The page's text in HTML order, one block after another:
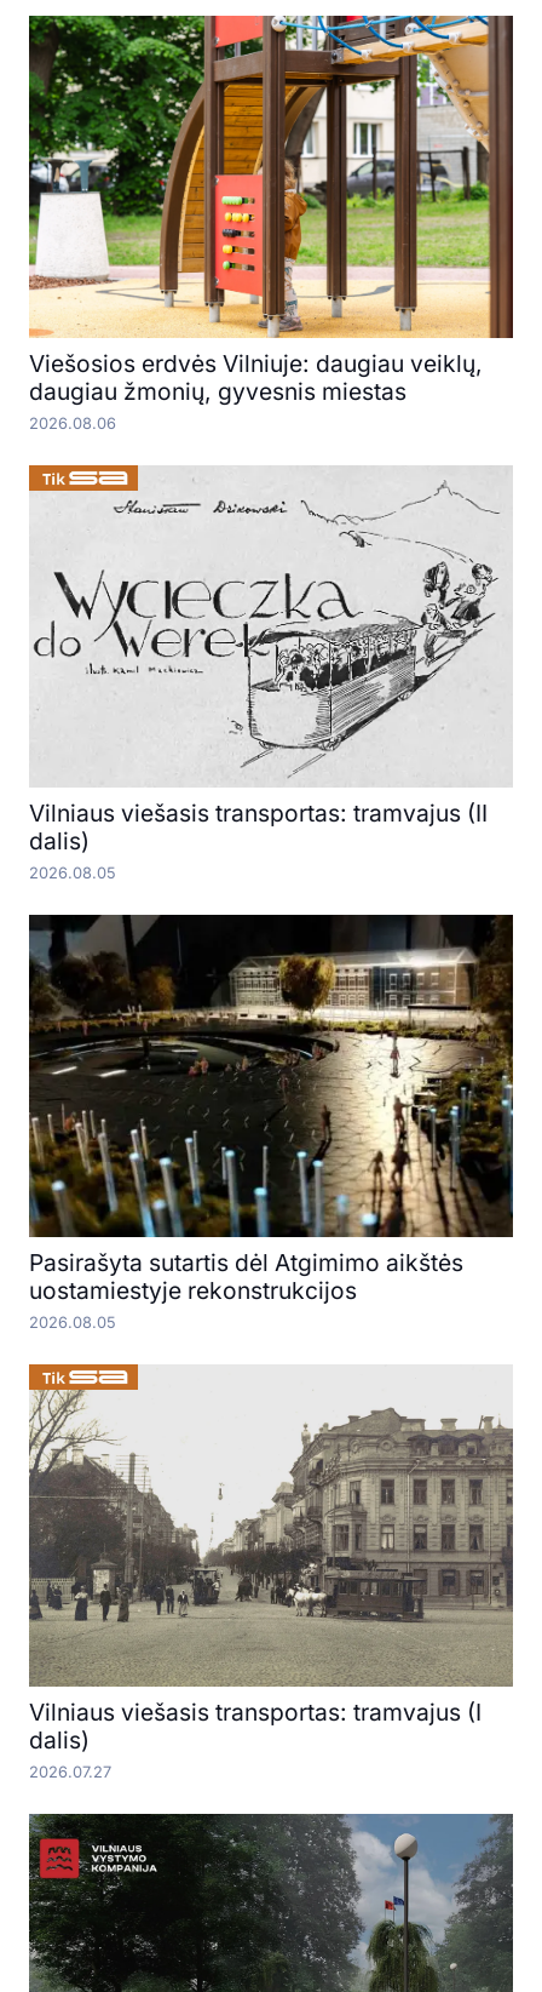
Viešosios erdvės Vilniuje: daugiau veiklų,
daugiau žmonių, gyvesnis miestas
2026.08.06
Vilniaus viešasis transportas: tramvajus (II
dalis)
2026.08.05
Pasirašyta sutartis dėl Atgimimo aikštės
uostamiestyje rekonstrukcijos
2026.08.05
Vilniaus viešasis transportas: tramvajus (I
dalis)
2026.07.27